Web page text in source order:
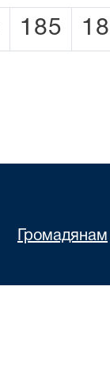
185
Громадянам